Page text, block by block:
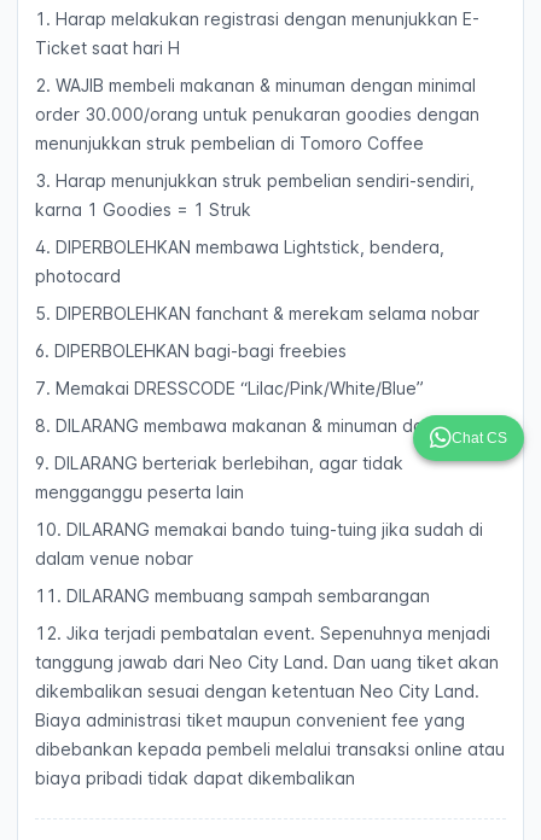
1. Harap melakukan registrasi dengan menunjukkan E-
Ticket saat hari H
2. WAJIB membeli makanan & minuman dengan minimal
order 30.000/orang untuk penukaran goodies dengan
menunjukkan struk pembelian di Tomoro Coffee
3. ⁠Harap menunjukkan struk pembelian sendiri-sendiri,
karna 1 Goodies = 1 Struk
4. DIPERBOLEHKAN membawa Lightstick, bendera,
photocard
5. ⁠DIPERBOLEHKAN fanchant & merekam selama nobar
6. ⁠DIPERBOLEHKAN bagi-bagi freebies
7. ⁠Memakai DRESSCODE “Lilac/Pink/White/Blue”
8. DILARANG membawa makanan & minuman dari luar
9. ⁠DILARANG berteriak berlebihan, agar tidak
mengganggu peserta lain
10. ⁠DILARANG memakai bando tuing-tuing jika sudah di
dalam venue nobar
11. DILARANG membuang sampah sembarangan
12. ⁠Jika terjadi pembatalan event. Sepenuhnya menjadi
tanggung jawab dari Neo City Land. Dan uang tiket akan
dikembalikan sesuai dengan ketentuan Neo City Land.
Biaya administrasi tiket maupun convenient fee yang
dibebankan kepada pembeli melalui transaksi online atau
biaya pribadi tidak dapat dikembalikan
Chat CS